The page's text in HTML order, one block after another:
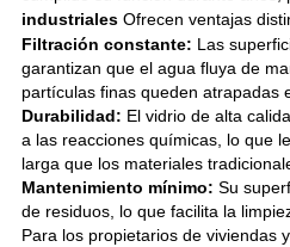
industrialesOfrecen ventajas
Filtración constante: Las
garantizan que el agua fluya de
partículas finas queden atrapadas
Durabilidad: El vidrio de alta
a las reacciones químicas, lo que
larga que los materiales
Mantenimiento mínimo: Su
de residuos, lo que facilita la
Para los propietarios de viviendas